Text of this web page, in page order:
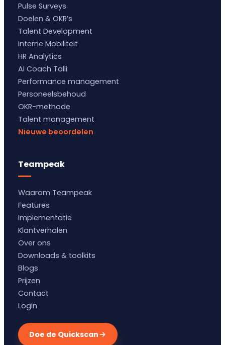
Pulse Surveys
Doelen & OKR’s
Talent Development
Interne Mobiliteit
HR Analytics
AI Coach Talli
Performance management
Personeelsbehoud
OKR-methode
Talent management
Nieuwe beoordelen
Teampeak
Waarom Teampeak
Features
Implementatie
Klantverhalen
Over ons
Downloads & toolkits
Blogs
Prijzen
Contact
Login
Doe de Quickscan